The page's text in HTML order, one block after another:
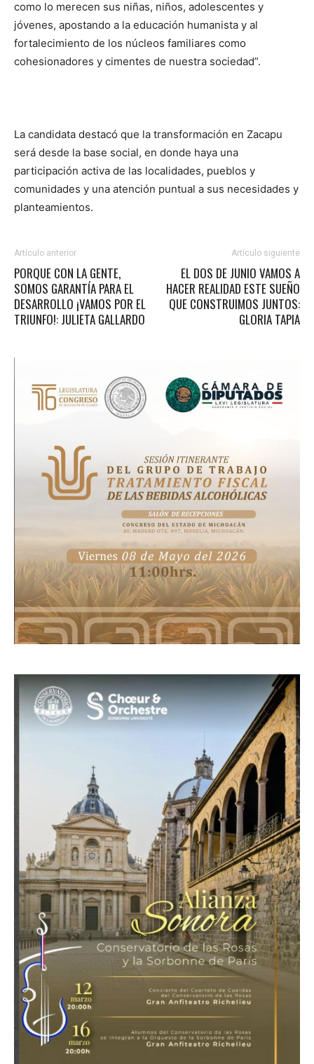
como lo merecen sus niñas, niños, adolescentes y
jóvenes, apostando a la educación humanista y al
fortalecimiento de los núcleos familiares como
cohesionadores y cimentes de nuestra sociedad”.
La candidata destacó que la transformación en Zacapu
será desde la base social, en donde haya una
participación activa de las localidades, pueblos y
comunidades y una atención puntual a sus necesidades y
planteamientos.
Artículo anterior
PORQUE CON LA GENTE,
SOMOS GARANTÍA PARA EL
DESARROLLO ¡VAMOS POR EL
TRIUNFO!: JULIETA GALLARDO
Artículo siguiente
EL DOS DE JUNIO VAMOS A
HACER REALIDAD ESTE SUEÑO
QUE CONSTRUIMOS JUNTOS:
GLORIA TAPIA